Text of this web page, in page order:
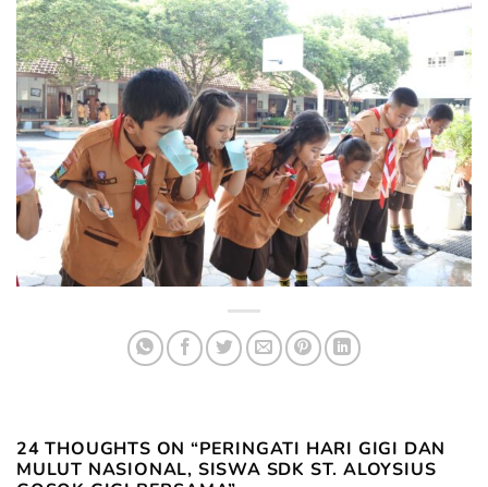
24 THOUGHTS ON “PERINGATI HARI GIGI DAN
MULUT NASIONAL, SISWA SDK ST. ALOYSIUS